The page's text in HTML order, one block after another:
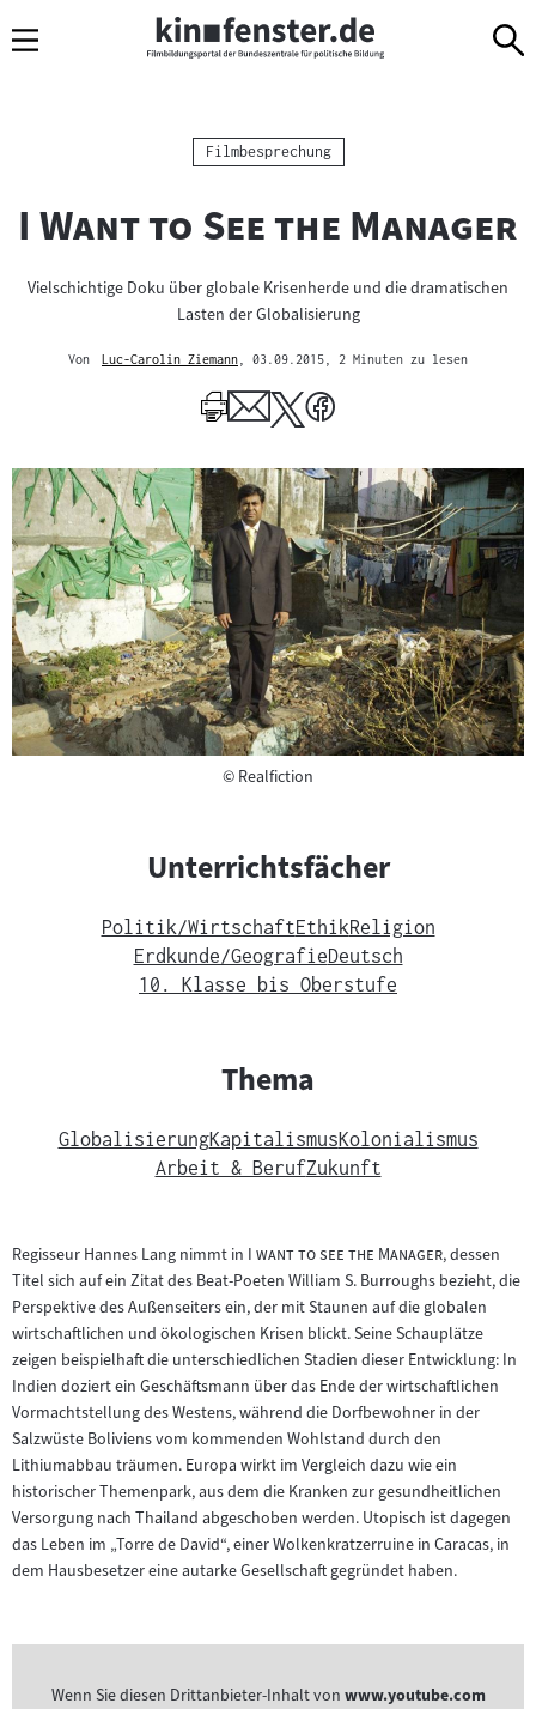
Navigation
zum
zur
Kategorie:
Filmbesprechung
"
I Want to See the Manager
Vielschichtige Doku über globale Krisenherde und die dramatischen
Lasten der Globalisierung
Von
Luc-Carolin Ziemann
Author
, 03.09.2015 , 2 Minuten zu lesen
©Copyright
Realfiction
Unterrichtsfächer
Politik/WirtschaftEthikReligion
Erdkunde/GeografieDeutsch
10. Klasse bis Oberstufe
Thema
GlobalisierungKapitalismusKolonialismus
Arbeit & BerufZukunft
Regisseur Hannes Lang nimmt in "I want to see the Manager", dessen
Titel sich auf ein Zitat des Beat-Poeten William S. Burroughs bezieht, die
Perspektive des Außenseiters ein, der mit Staunen auf die globalen
wirtschaftlichen und ökologischen Krisen blickt. Seine Schauplätze
zeigen beispielhaft die unterschiedlichen Stadien dieser Entwicklung: In
Indien doziert ein Geschäftsmann über das Ende der wirtschaftlichen
Vormachtstellung des Westens, während die Dorfbewohner in der
Salzwüste Boliviens vom kommenden Wohlstand durch den
Lithiumabbau träumen. Europa wirkt im Vergleich dazu wie ein
historischer Themenpark, aus dem die Kranken zur gesundheitlichen
Versorgung nach Thailand abgeschoben werden. Utopisch ist dagegen
das Leben im „Torre de David“, einer Wolkenkratzerruine in Caracas, in
dem Hausbesetzer eine autarke Gesellschaft gegründet haben.
Wenn Sie diesen Drittanbieter-Inhalt von www.youtube.com